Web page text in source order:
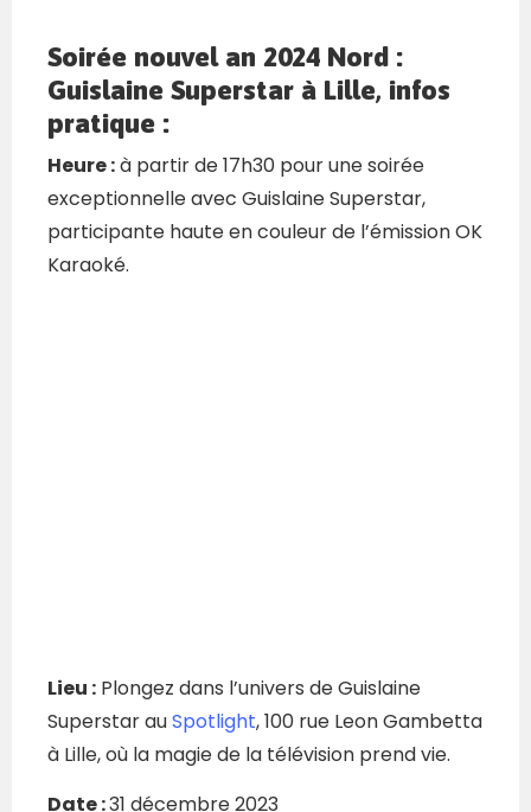
Soirée nouvel an 2024 Nord :
Guislaine Superstar à Lille, infos
pratique :
Heure :à partir de 17h30 pour une soirée
exceptionnelle avec Guislaine Superstar,
participante haute en couleur de l’émission OK
Karaoké.
Lieu : Plongez dans l’univers de Guislaine
Superstar auSpotlight, 100 rue Leon Gambetta
à Lille, où la magie de la télévision prend vie.
Date :31 décembre 2023